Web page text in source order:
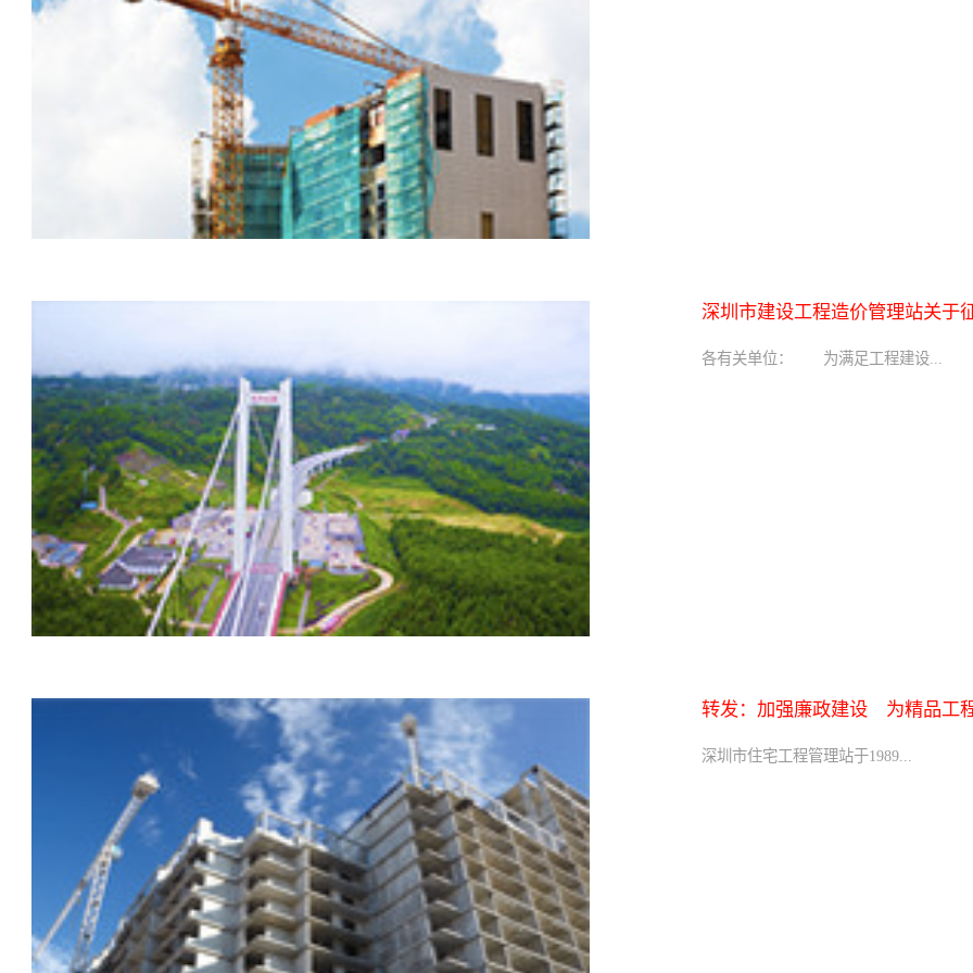
深圳市建设工程造价管理站关于
各有关单位： 为满足工程建设...
转发：加强廉政建设 为精品工
深圳市住宅工程管理站于1989...